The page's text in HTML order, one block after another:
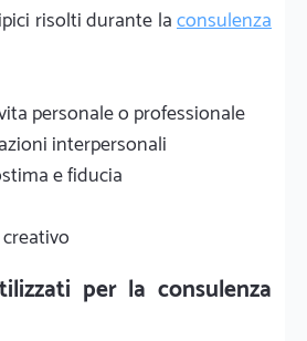
risolti durante laconsulenza
personale o professionale
interpersonali
e fiducia
per la consulenza